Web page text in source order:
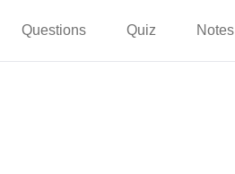
Questions Quiz Notes